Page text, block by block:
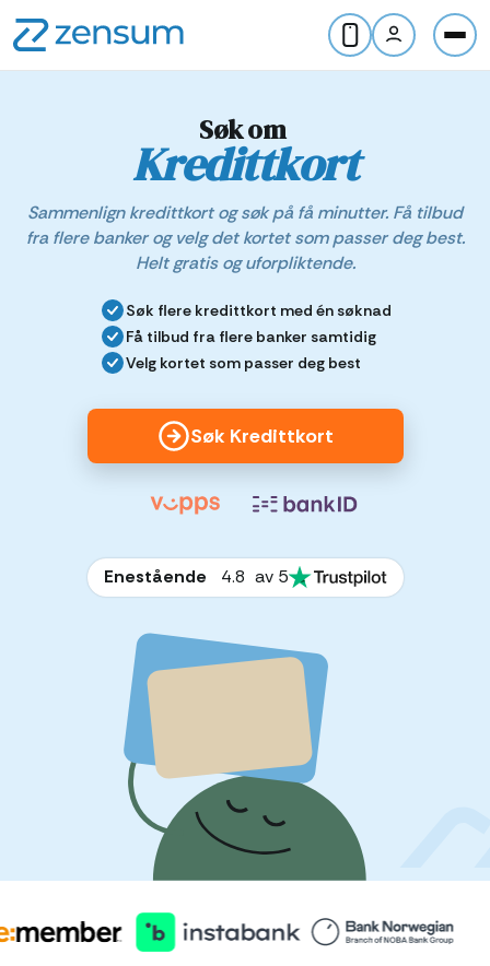
Søk om
Kredittkort
Sammenlign kredittkort og søk på få minutter. Få tilbud
fra flere banker og velg det kortet som passer deg best.
Helt gratis og uforpliktende.
Søk flere kredittkort med én søknad
Få tilbud fra flere banker samtidig
Velg kortet som passer deg best
Søk Kredittkort
Enestående 4.8 av 5